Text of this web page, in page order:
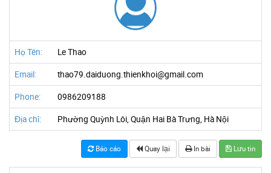
Họ Tên: Le Thao
Email: thao79.daiduong.thienkhoi@gmail.com
Phone: 0986209188
Địa chỉ: Phường Quỳnh Lôi, Quận Hai Bà Trưng, Hà Nội
Báo cáo Quay lại In bài Lưu tin